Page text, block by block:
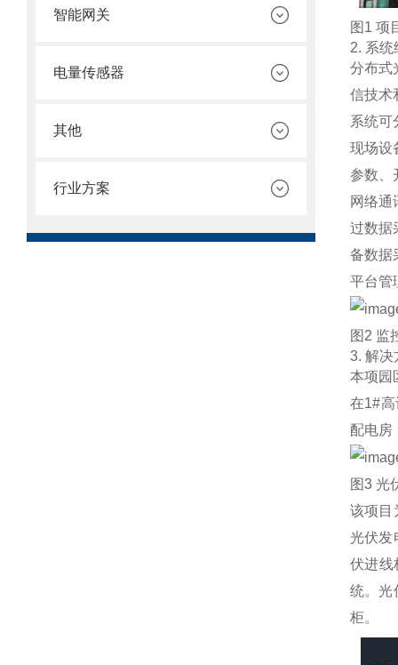
智能网关
电量传感器
其他
行业方案
图1 项
2. 系统
分布式
信技术
系统可
现场设
参数、
网络通
过数据
备数据
平台管
图2 监
3. 解决
本项园
在1#
配电房
图3 光
该项目
光伏发
伏进线
统。光
柜。